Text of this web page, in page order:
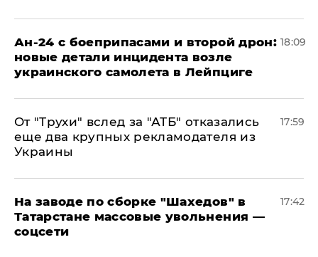
Ан-24 с боеприпасами и второй дрон:
новые детали инцидента возле
украинского самолета в Лейпциге
18:09
От "Трухи" вслед за "АТБ" отказались
еще два крупных рекламодателя из
Украины
17:59
На заводе по сборке "Шахедов" в
Татарстане массовые увольнения —
соцсети
17:42